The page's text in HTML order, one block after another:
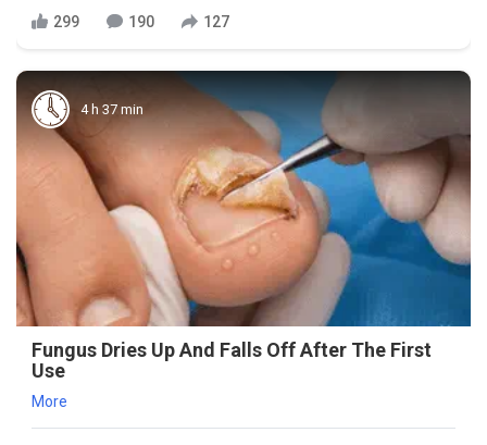
299 190 127
4 h 37 min
Fungus Dries Up And Falls Off After The First
Use
More